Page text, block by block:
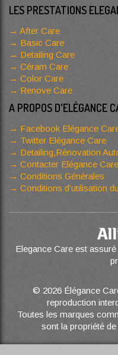
LES PRESTATIONS
After Care
Basic Care
Detailing Care
Céram Care
Color Care
Renove Care
A PROPOS D'ELÉGANCE
Facebook Elégance
Twitter Elégance Care
Detailing,Rénovation
Contacter Elégance Care
Conditions Générales
Conditions d’utilisation
Elegance Care est
© 2026 Élégance
reproduction
Toutes les marques
sont la propriété